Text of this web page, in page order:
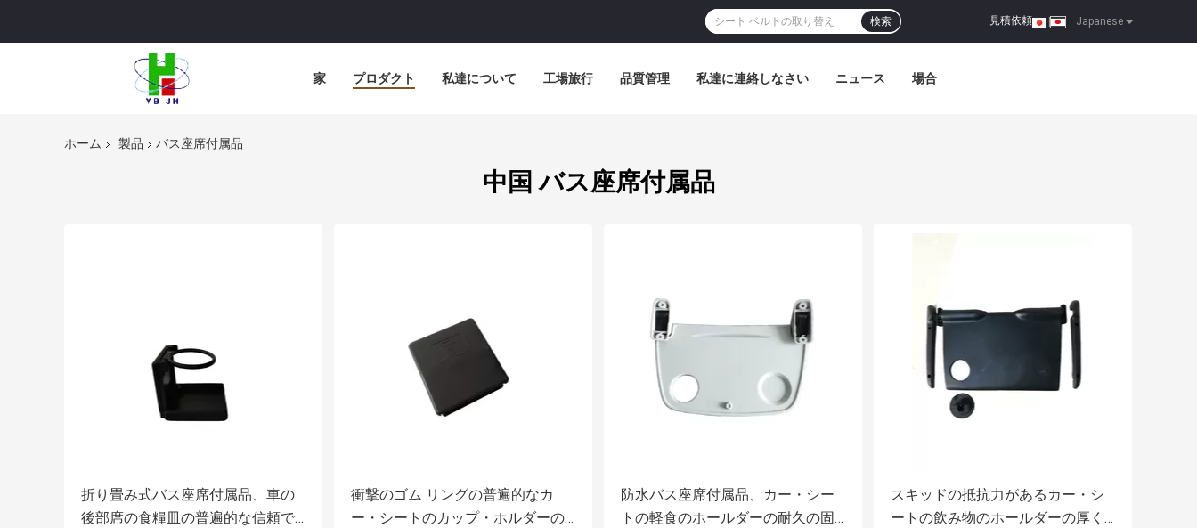
Japanese
見積依頼 |
検索
家 プロダクト 私達について 工場旅行 品質管理 私達に連絡しなさい ニュース 場合
ホーム 製品 バス座席付属品
中国 バス座席付属品
折り畳み式バス座席付属品、車の
後部席の食糧皿の普遍的な信頼で
衝撃のゴム リングの普遍的なカ
ー・シートのカップ・ホルダーの
防水バス座席付属品、カー・シー
トの軽食のホールダーの耐久の固
スキッドの抵抗力があるカー・シ
ートの飲み物のホールダーの厚く